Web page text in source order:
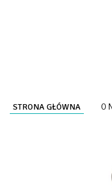
STRONA GŁÓWNA O